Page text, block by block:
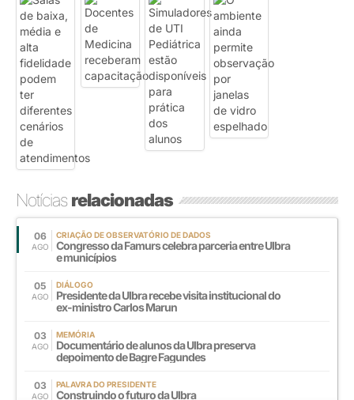
Notíciasrelacionadas
06
AGO
CRIAÇÃO DE OBSERVATÓRIO DE DADOS
Congresso da Famurs celebra parceria entre Ulbra
e municípios
05
AGO
DIÁLOGO
Presidente da Ulbra recebe visita institucional do
ex-ministro Carlos Marun
03
AGO
MEMÓRIA
Documentário de alunos da Ulbra preserva
depoimento de Bagre Fagundes
03
AGO
PALAVRA DO PRESIDENTE
Construindo o futuro da Ulbra